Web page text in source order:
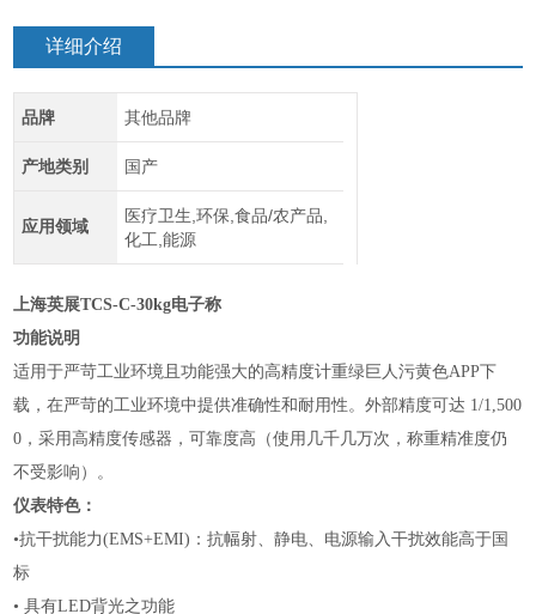
详细介绍
品牌 其他品牌
产地类别 国产
应用领域
医疗卫生,环保,食品/农产品,
化工,能源
上海英展TCS-C-30kg电子称
功能说明
适用于严苛工业环境且功能强大的高精度计重绿巨人污黄色APP下
载，在严苛的工业环境中提供准确性和耐用性。外部精度可达 1/1,500
0，采用高精度传感器，可靠度高（使用几千几万次，称重精准度仍
不受影响）。
仪表特色：
•抗干扰能力(EMS+EMI)：抗幅射、静电、电源输入干扰效能高于国
标
• 具有LED背光之功能